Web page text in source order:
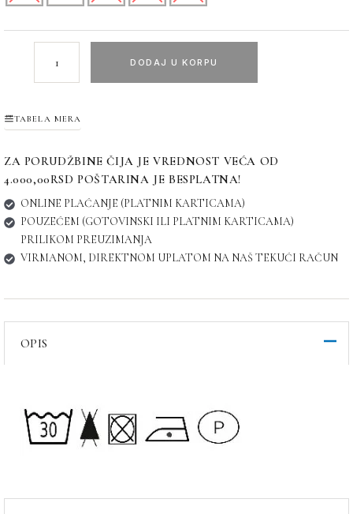
DODAJ U KORPU
TABELA MERA
ZA PORUDŽBINE ČIJA JE VREDNOST VEĆA OD
4.000,00RSD POŠTARINA JE BESPLATNA!
ONLINE PLAĆANJE (PLATNIM KARTICAMA)
POUZEĆEM (GOTOVINSKI ILI PLATNIM KARTICAMA)
PRILIKOM PREUZIMANJA
VIRMANOM, DIREKTNOM UPLATOM NA NAŠ TEKUĆI RAČUN
OPIS